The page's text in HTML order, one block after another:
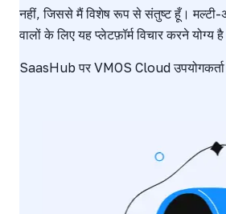
नहीं, जिससे मैं विशेष रूप से संतुष्ट हूँ।
वालों के लिए यह प्लेटफ़ॉर्म विचार करने योग्य
SaasHub पर VMOS Cloud उपयोगकर्ता